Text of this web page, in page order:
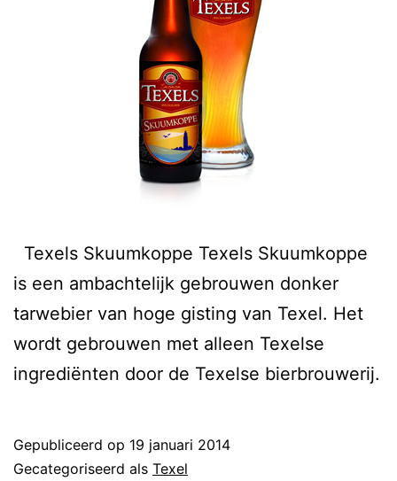
Texels Skuumkoppe Texels Skuumkoppe
is een ambachtelijk gebrouwen donker
tarwebier van hoge gisting van Texel. Het
wordt gebrouwen met alleen Texelse
ingrediënten door de Texelse bierbrouwerij.
Gepubliceerd op 19 januari 2014
Gecategoriseerd als Texel